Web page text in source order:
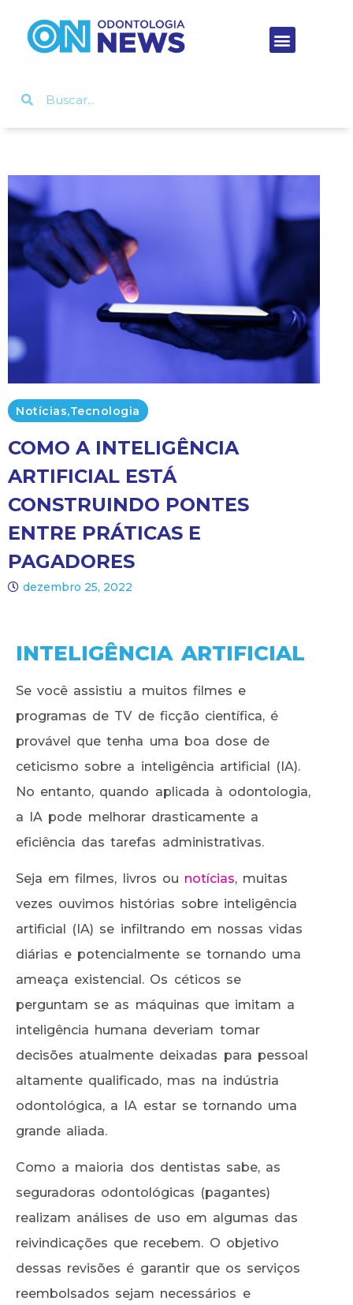
Notícias,Tecnologia
COMO A INTELIGÊNCIA
ARTIFICIAL ESTÁ
CONSTRUINDO PONTES
ENTRE PRÁTICAS E
PAGADORES
dezembro 25, 2022
INTELIGÊNCIA ARTIFICIAL
Se você assistiu a muitos filmes e
programas de TV de ficção científica, é
provável que tenha uma boa dose de
ceticismo sobre a inteligência artificial (IA).
No entanto, quando aplicada à odontologia,
a IA pode melhorar drasticamente a
eficiência das tarefas administrativas.
Seja em filmes, livros ou notícias, muitas
vezes ouvimos histórias sobre inteligência
artificial (IA) se infiltrando em nossas vidas
diárias e potencialmente se tornando uma
ameaça existencial. Os céticos se
perguntam se as máquinas que imitam a
inteligência humana deveriam tomar
decisões atualmente deixadas para pessoal
altamente qualificado, mas na indústria
odontológica, a IA estar se tornando uma
grande aliada.
Como a maioria dos dentistas sabe, as
seguradoras odontológicas (pagantes)
realizam análises de uso em algumas das
reivindicações que recebem. O objetivo
dessas revisões é garantir que os serviços
reembolsados sejam necessários e